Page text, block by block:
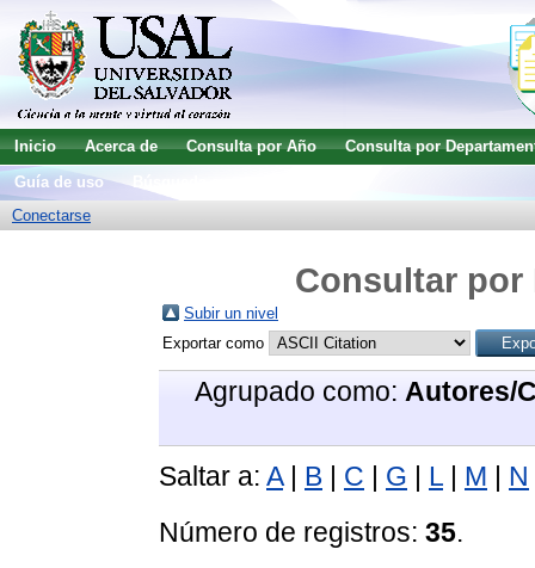
Inicio Acerca de Consulta por Año
Consulta por
Guía de uso
Conectarse
Consultar
Subir un nivel
Exportar como
Agrupado como: Autores/
Saltar a: A| B | C | G | L | M | N
Número de registros: 35.